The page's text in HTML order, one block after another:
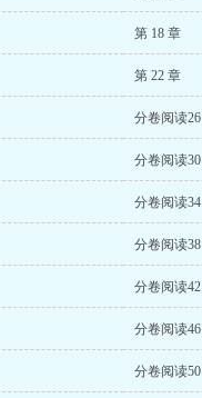
第 18 章
第 22 章
分卷阅读26
分卷阅读30
分卷阅读34
分卷阅读38
分卷阅读42
分卷阅读46
分卷阅读50